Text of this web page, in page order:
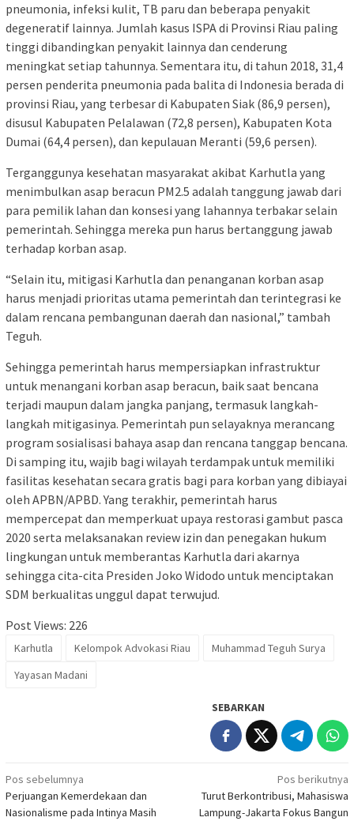
pneumonia, infeksi kulit, TB paru dan beberapa penyakit
degeneratif lainnya. Jumlah kasus ISPA di Provinsi Riau paling
tinggi dibandingkan penyakit lainnya dan cenderung
meningkat setiap tahunnya. Sementara itu, di tahun 2018, 31,4
persen penderita pneumonia pada balita di Indonesia berada di
provinsi Riau, yang terbesar di Kabupaten Siak (86,9 persen),
disusul Kabupaten Pelalawan (72,8 persen), Kabupaten Kota
Dumai (64,4 persen), dan kepulauan Meranti (59,6 persen).
Terganggunya kesehatan masyarakat akibat Karhutla yang
menimbulkan asap beracun PM2.5 adalah tanggung jawab dari
para pemilik lahan dan konsesi yang lahannya terbakar selain
pemerintah. Sehingga mereka pun harus bertanggung jawab
terhadap korban asap.
“Selain itu, mitigasi Karhutla dan penanganan korban asap
harus menjadi prioritas utama pemerintah dan terintegrasi ke
dalam rencana pembangunan daerah dan nasional,” tambah
Teguh.
Sehingga pemerintah harus mempersiapkan infrastruktur
untuk menangani korban asap beracun, baik saat bencana
terjadi maupun dalam jangka panjang, termasuk langkah-
langkah mitigasinya. Pemerintah pun selayaknya merancang
program sosialisasi bahaya asap dan rencana tanggap bencana.
Di samping itu, wajib bagi wilayah terdampak untuk memiliki
fasilitas kesehatan secara gratis bagi para korban yang dibiayai
oleh APBN/APBD. Yang terakhir, pemerintah harus
mempercepat dan memperkuat upaya restorasi gambut pasca
2020 serta melaksanakan review izin dan penegakan hukum
lingkungan untuk memberantas Karhutla dari akarnya
sehingga cita-cita Presiden Joko Widodo untuk menciptakan
SDM berkualitas unggul dapat terwujud.
Post Views: 226
Karhutla Kelompok Advokasi Riau
Muhammad Teguh Surya
Yayasan Madani
SEBARKAN
Navigasi
pos
Pos sebelumnya
Perjuangan Kemerdekaan dan
Nasionalisme pada Intinya Masih
Pos berikutnya
Turut Berkontribusi, Mahasiswa
Lampung-Jakarta Fokus Bangun